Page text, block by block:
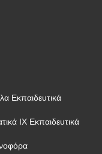
Εκπαιδευτικά
ΙΧ Εκπαιδευτικά